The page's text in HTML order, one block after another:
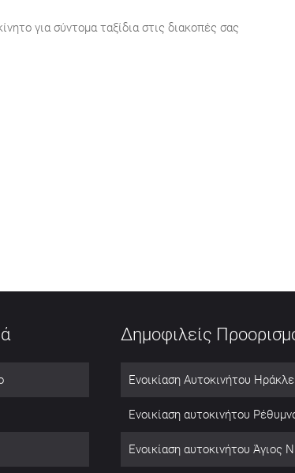
για σύντομα ταξίδια στις διακοπές σας
Δημοφιλείς
Ενοικίαση Αυτοκινήτου
Ενοικίαση αυτοκινήτου
Ενοικίαση αυτοκινήτου Άγιος